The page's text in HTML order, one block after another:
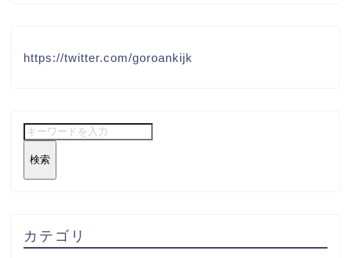
https://twitter.com/goroankijk
検索
カテゴリ